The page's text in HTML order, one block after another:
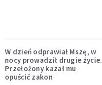
W dzień odprawiał Mszę, w
nocy prowadził drugie życie.
Przełożony kazał mu
opuścić zakon